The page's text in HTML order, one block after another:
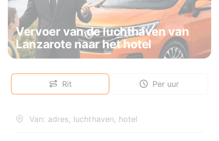
Vervoer van de luchthaven van
Lanzarote naar het hotel
Rit Per uur
Van: adres, luchthaven, hotel